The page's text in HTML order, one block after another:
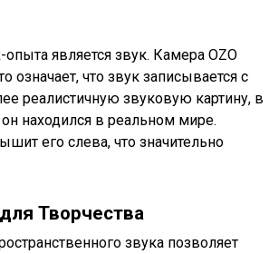
является звук. Камера OZO
означает, что звук записывается с
реалистичную звуковую картину, в
находился в реальном мире.
его слева, что значительно
Творчества
звука позволяет